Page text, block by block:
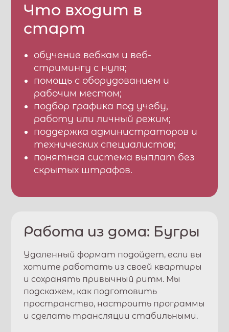
Что входит в
старт
обучение вебкам и веб-
стримингу с нуля;
помощь с оборудованием и
рабочим местом;
подбор графика под учебу,
работу или личный режим;
поддержка администраторов и
технических специалистов;
понятная система выплат без
скрытых штрафов.
Работа из дома: Бугры
Удаленный формат подойдет, если вы
хотите работать из своей квартиры
и сохранять привычный ритм. Мы
подскажем, как подготовить
пространство, настроить программы
и сделать трансляции стабильными.